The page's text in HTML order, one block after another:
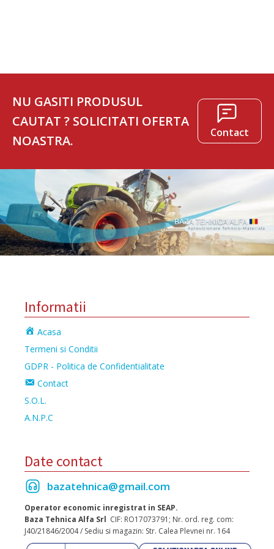
NU GASITI PRODUSUL
CAUTAT ? SOLICITATI OFERTA
NOASTRA.
Contact
Informatii
Acasa
Termeni si Conditii
GDPR - Politica de Confidentialitate
Contact
S.O.L.
A.N.P.C
Date contact
bazatehnica@gmail.com
Operator economic inregistrat in SEAP.
Baza Tehnica Alfa Srl CIF: RO17073791; Nr. ord. reg. com:
J40/21846/2004 / Sediu si magazin: Str. Calea Plevnei nr. 164